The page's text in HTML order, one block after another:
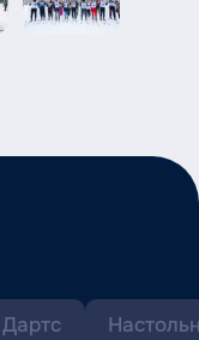
Дартс